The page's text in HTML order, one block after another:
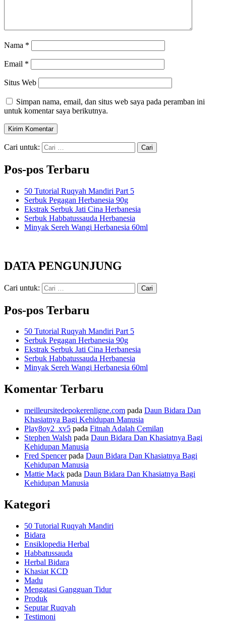
Nama *
Email *
Situs Web
Simpan nama, email, dan situs web saya pada peramban ini
untuk komentar saya berikutnya.
Cari untuk:
Pos-pos Terbaru
50 Tutorial Ruqyah Mandiri Part 5
Serbuk Pegagan Herbanesia 90g
Ekstrak Serbuk Jati Cina Herbanesia
Serbuk Habbatussauda Herbanesia
Minyak Sereh Wangi Herbanesia 60ml
DATA PENGUNJUNG
Cari untuk:
Pos-pos Terbaru
50 Tutorial Ruqyah Mandiri Part 5
Serbuk Pegagan Herbanesia 90g
Ekstrak Serbuk Jati Cina Herbanesia
Serbuk Habbatussauda Herbanesia
Minyak Sereh Wangi Herbanesia 60ml
Komentar Terbaru
meilleursitedepokerenligne.com pada Daun Bidara Dan
Khasiatnya Bagi Kehidupan Manusia
Play8oy2_xv5 pada Fitnah Adalah Cemilan
Stephen Walsh pada Daun Bidara Dan Khasiatnya Bagi
Kehidupan Manusia
Fred Spencerpada Daun Bidara Dan Khasiatnya Bagi
Kehidupan Manusia
Mattie Mack pada Daun Bidara Dan Khasiatnya Bagi
Kehidupan Manusia
Kategori
50 Tutorial Ruqyah Mandiri
Bidara
Ensiklopedia Herbal
Habbatussauda
Herbal Bidara
Khasiat KCD
Madu
Mengatasi Gangguan Tidur
Produk
Seputar Ruqyah
Testimoni